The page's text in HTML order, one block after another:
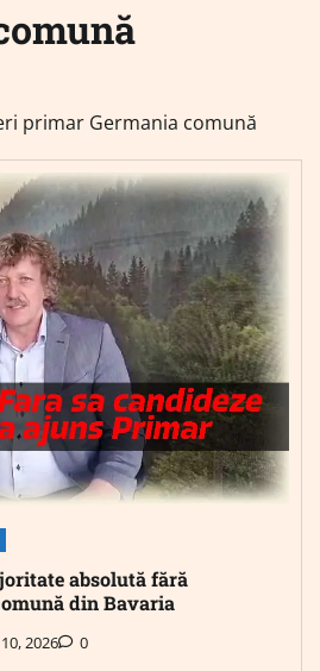
primar Germania comună
absolută fără
din Bavaria
2026 0